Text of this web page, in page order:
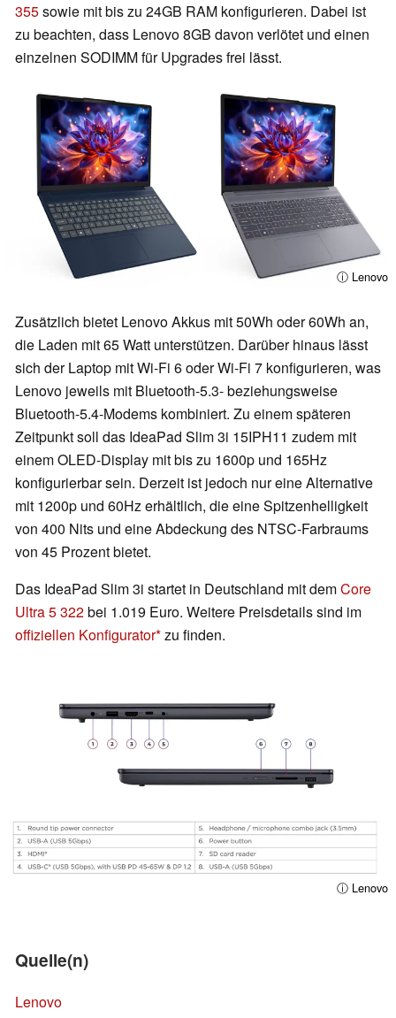
355sowie mit bis zu 24GB RAM konfigurieren. Dabei ist
zu beachten, dass Lenovo 8GB davon verlötet und einen
einzelnen SODIMM für Upgrades frei lässt.
ⓘ Lenovo
Zusätzlich bietet Lenovo Akkus mit 50Wh oder 60Wh an,
die Laden mit 65 Watt unterstützen. Darüber hinaus lässt
sich der Laptop mit Wi-Fi 6 oder Wi-Fi 7 konfigurieren, was
Lenovo jeweils mit Bluetooth-5.3- beziehungsweise
Bluetooth-5.4-Modems kombiniert. Zu einem späteren
Zeitpunkt soll das IdeaPad Slim 3i 15IPH11 zudem mit
einem OLED-Display mit bis zu 1600p und 165Hz
konfigurierbar sein. Derzeit ist jedoch nur eine Alternative
mit 1200p und 60Hz erhältlich, die eine Spitzenhelligkeit
von 400 Nits und eine Abdeckung des NTSC-Farbraums
von 45 Prozent bietet.
Das IdeaPad Slim 3i startet in Deutschland mit demCore
Ultra 5 322bei 1.019 Euro. Weitere Preisdetails sind im
offiziellen Konfigurator zu finden.
ⓘ Lenovo
Quelle(n)
Lenovo